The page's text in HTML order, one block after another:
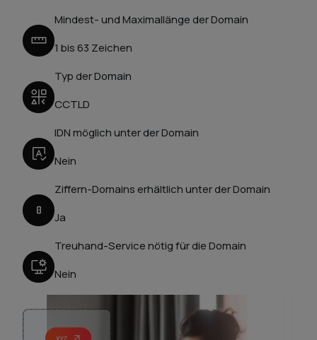
Mindest- und Maximallänge der Domain
1 bis 63 Zeichen
Typ der Domain
CCTLD
IDN möglich unter der Domain
Nein
Ziffern-Domains erhältlich unter der Domain
Ja
Treuhand-Service nötig für die Domain
Nein